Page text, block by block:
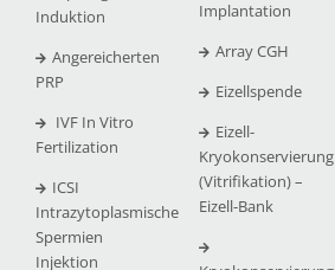
Induktion
Angereicherten
PRP
IVF In Vitro
Fertilization
ICSI
Intrazytoplasmische
Spermien
Injektion
Implantation
Array CGH
Eizellspende
Eizell-
Kryokonservierung
(Vitrifikation) –
Eizell-Bank